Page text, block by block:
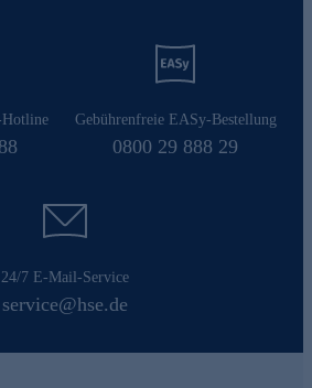
Hotline Gebührenfreie EASy-Bestellung
0800 29 888 29
24/7 E-Mail-Service
service@hse.de